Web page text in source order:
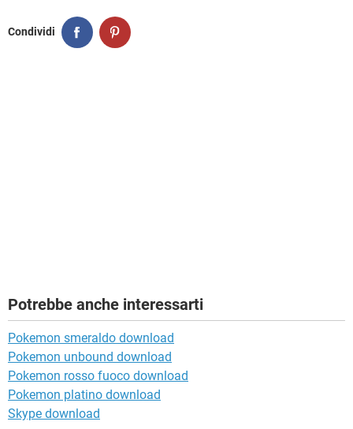
Condividi
Potrebbe anche interessarti
Pokemon smeraldo download
Pokemon unbound download
Pokemon rosso fuoco download
Pokemon platino download
Skype download